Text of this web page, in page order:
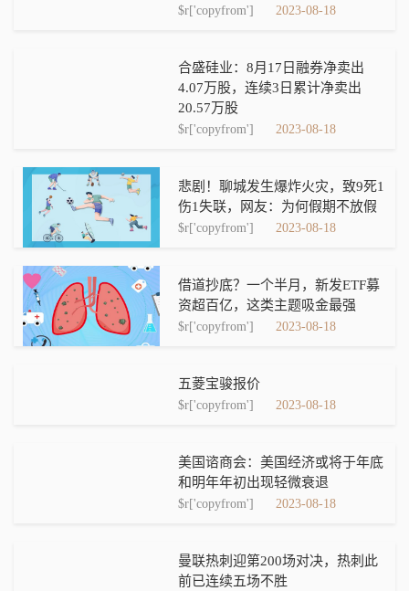
$r['copyfrom'] 2023-08-18
合盛硅业：8月17日融券净卖出
4.07万股，连续3日累计净卖出
20.57万股
$r['copyfrom'] 2023-08-18
悲剧！聊城发生爆炸火灾，致9死1
伤1失联，网友：为何假期不放假
$r['copyfrom'] 2023-08-18
借道抄底？一个半月，新发ETF募
资超百亿，这类主题吸金最强
$r['copyfrom'] 2023-08-18
五菱宝骏报价
$r['copyfrom'] 2023-08-18
美国谘商会：美国经济或将于年底
和明年年初出现轻微衰退
$r['copyfrom'] 2023-08-18
曼联热刺迎第200场对决，热刺此
前已连续五场不胜